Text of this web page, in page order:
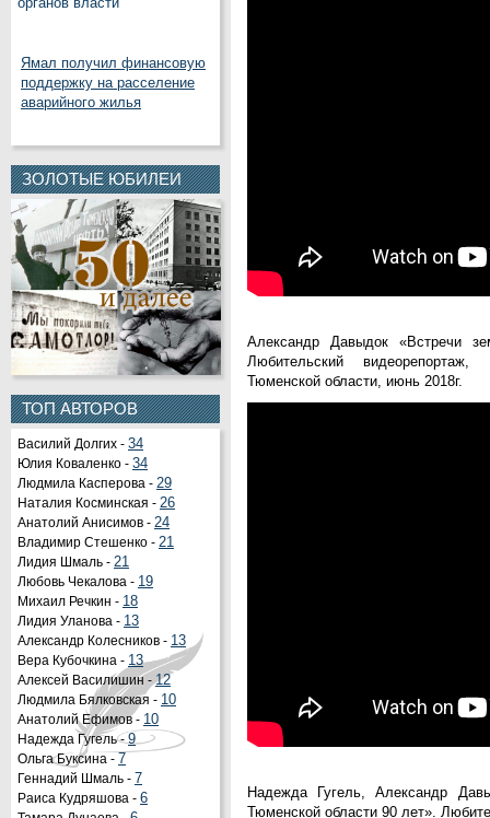
органов власти
Ямал получил финансовую
поддержку на расселение
аварийного жилья
ЗОЛОТЫЕ ЮБИЛЕИ
ТОП АВТОРОВ
Василий Долгих - 34
Юлия Коваленко - 34
Людмила Касперова - 29
Наталия Косминская - 26
Анатолий Анисимов - 24
Владимир Стешенко - 21
Лидия Шмаль - 21
Любовь Чекалова - 19
Михаил Речкин - 18
Лидия Уланова - 13
Александр Колесников - 13
Вера Кубочкина - 13
Алексей Василишин -12
Людмила Бялковская - 10
Анатолий Ефимов - 10
Надежда Гугель -9
Ольга Буксина - 7
Геннадий Шмаль - 7
Раиса Кудряшова - 6
Органы государственной
власти РФ
Портал государственных и
муниципальных услуг
Официальный портал
правовой информации
Представительство ХМАО -
Югры при Правительстве РФ
Представительство ЯНАО при
Правительстве РФ
Представительство ЯНАО в
Санкт - Петербурге
Александр Давыдок «Встречи
Любительский
Тюменской области, июнь 2018г.
Надежда Гугель, Александр
Тюменской области 90 лет».